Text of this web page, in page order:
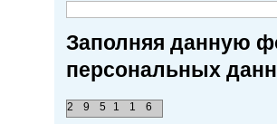
Заполняя данную
персональных
5
9
2 1
1 6